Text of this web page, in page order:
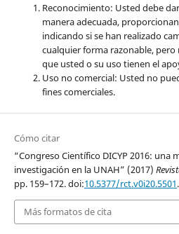
Reconocimiento: Usted debe
manera adecuada,
indicando si se han realizado
cualquier forma razonable,
que usted o su uso tienen el
Uso no comercial: Usted no
fines comerciales.
Cómo citar
“Congreso Científico DICYP 2016: una
investigación en la UNAH” (2017)
pp. 159–172. doi:10.5377/rct.v0i20.5501.
Más formatos de cita